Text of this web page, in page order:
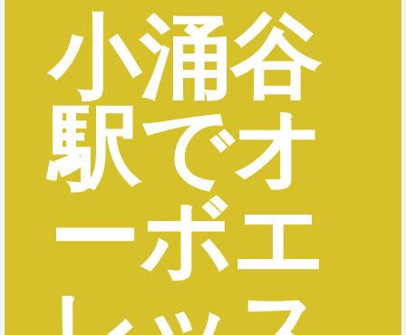
小涌谷
駅でオ
ーボエ